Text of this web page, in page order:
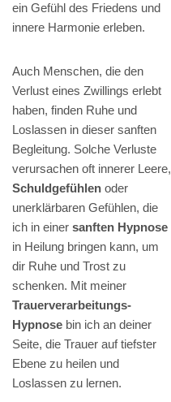
ein Gefühl des Friedens und
innere Harmonie erleben.
Auch Menschen, die den
Verlust eines Zwillings erlebt
haben, finden Ruhe und
Loslassen in dieser sanften
Begleitung. Solche Verluste
verursachen oft innerer Leere,
Schuldgefühlen oder
unerklärbaren Gefühlen, die
ich in einer sanften Hypnose
in Heilung bringen kann, um
dir Ruhe und Trost zu
schenken. Mit meiner
Trauerverarbeitungs-
Hypnose bin ich an deiner
Seite, die Trauer auf tiefster
Ebene zu heilen und
Loslassen zu lernen.